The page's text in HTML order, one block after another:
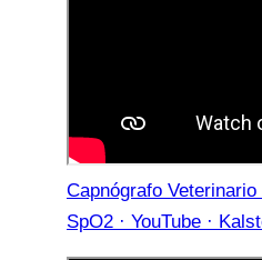
Capnógrafo
SpO2 · YouTube ·